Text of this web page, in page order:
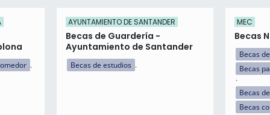
AYUNTAMIENTO DE SANTANDER
Becas de Guardería -
Ayuntamiento de Santander
Becas de estudios
MEC
Becas
Becas
Becas
Becas
Becas